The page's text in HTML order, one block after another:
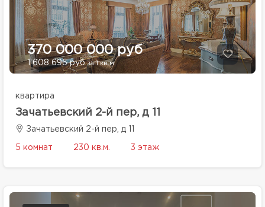
370 000 000 руб
1 608 696 рубза 1 кв.м.
квартира
Зачатьевский 2-й пер, д 11
Зачатьевский 2-й пер, д 11
5 комнат 230 кв.м. 3 этаж